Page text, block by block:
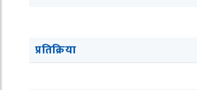
प्रतिक्रिया